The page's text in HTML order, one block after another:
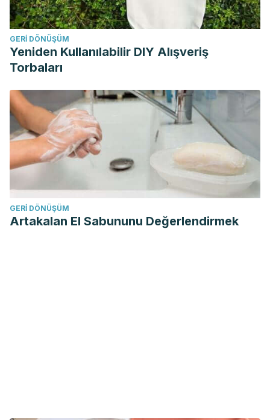
GERI DÖNÜŞÜM
Yeniden Kullanılabilir DIY Alışveriş
Torbaları
GERI DÖNÜŞÜM
Artakalan El Sabununu Değerlendirmek